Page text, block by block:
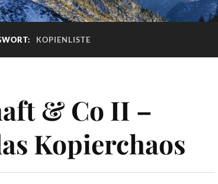
KOPIENLISTE
& Co II –
Kopierchaos